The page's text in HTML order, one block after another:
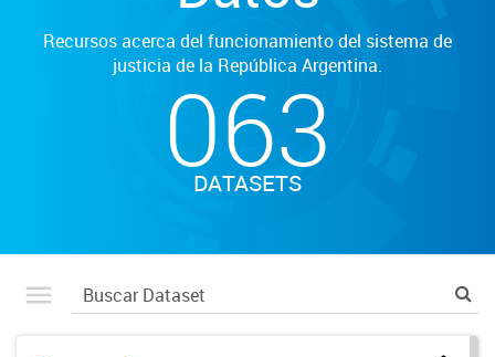
Recursos acerca del funcionamiento del sistema de
justicia de la República Argentina.
063
DATASETS